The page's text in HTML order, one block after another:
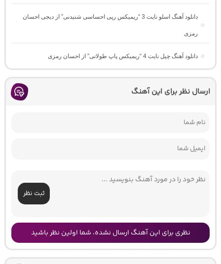
دانلود آهنگ اسلو نایت 3 “ریمیکس رپی احساسی شنیدنی” از دیجی احسان
رمزی
دانلود آهنگ چیل نایت 4 “ریمیکس پاپ طولانی” از احسان رمزی
ارسال نظر برای این آهنگ
ثبت نظر
نظری برای این آهنگ ارسال نشده، شما اولین نظر باشید